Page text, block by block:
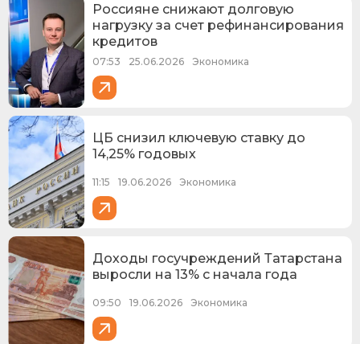
Россияне снижают долговую
нагрузку за счет рефинансирования
кредитов
07:53 25.06.2026 Экономика
ЦБ снизил ключевую ставку до
14,25% годовых
11:15 19.06.2026 Экономика
Доходы госучреждений Татарстана
выросли на 13% с начала года
09:50 19.06.2026 Экономика